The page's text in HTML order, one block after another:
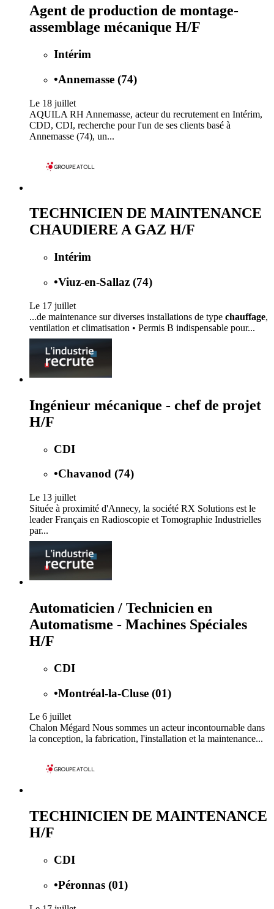
Agent de production de montage-
assemblage mécanique H/F
Intérim
•Annemasse (74)
Le 18 juillet
AQUILA RH Annemasse, acteur du recrutement en Intérim,
CDD, CDI, recherche pour l'un de ses clients basé à
Annemasse (74), un...
TECHNICIEN DE MAINTENANCE
CHAUDIERE A GAZ H/F
Intérim
•Viuz-en-Sallaz (74)
Le 17 juillet
...de maintenance sur diverses installations de type chauffage,
ventilation et climatisation • Permis B indispensable pour...
Ingénieur mécanique - chef de projet
H/F
CDI
•Chavanod (74)
Le 13 juillet
Située à proximité d'Annecy, la société RX Solutions est le
leader Français en Radioscopie et Tomographie Industrielles
par...
Automaticien / Technicien en
Automatisme - Machines Spéciales
H/F
CDI
•Montréal-la-Cluse (01)
Le 6 juillet
Chalon Mégard Nous sommes un acteur incontournable dans
la conception, la fabrication, l'installation et la maintenance...
TECHINICIEN DE MAINTENANCE
H/F
CDI
•Péronnas (01)